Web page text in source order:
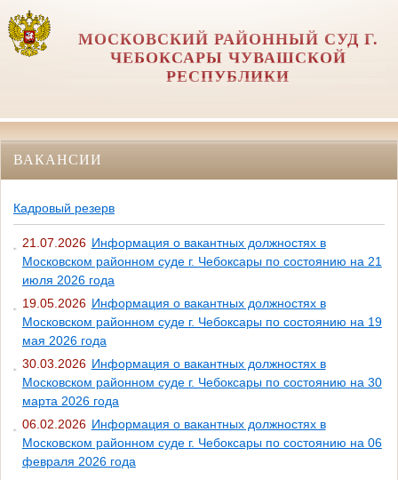
МОСКОВСКИЙ РАЙОННЫЙ СУД Г.
ЧЕБОКСАРЫ ЧУВАШСКОЙ
РЕСПУБЛИКИ
ВАКАНСИИ
Кадровый резерв
21.07.2026 Информация о вакантных должностях в
Московском районном суде г. Чебоксары по состоянию на 21
июля 2026 года
19.05.2026 Информация о вакантных должностях в
Московском районном суде г. Чебоксары по состоянию на 19
мая 2026 года
30.03.2026 Информация о вакантных должностях в
Московском районном суде г. Чебоксары по состоянию на 30
марта 2026 года
06.02.2026 Информация о вакантных должностях в
Московском районном суде г. Чебоксары по состоянию на 06
февраля 2026 года